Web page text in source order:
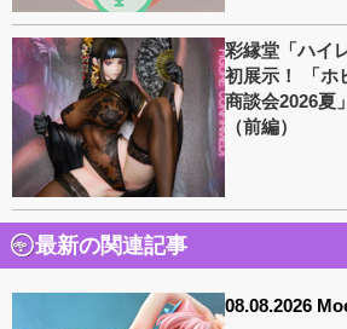
彩縁堂「ハイ
初展示！ 「ホ
商談会2026夏
（前編）
最新の関連記事
08.08.2026